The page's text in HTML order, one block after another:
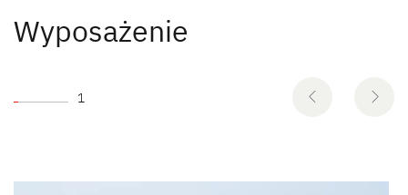
Wyposażenie
1